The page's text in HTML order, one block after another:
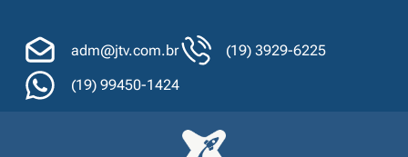
adm@jtv.com.br
(19) 3929-6225
(19) 99450-1424